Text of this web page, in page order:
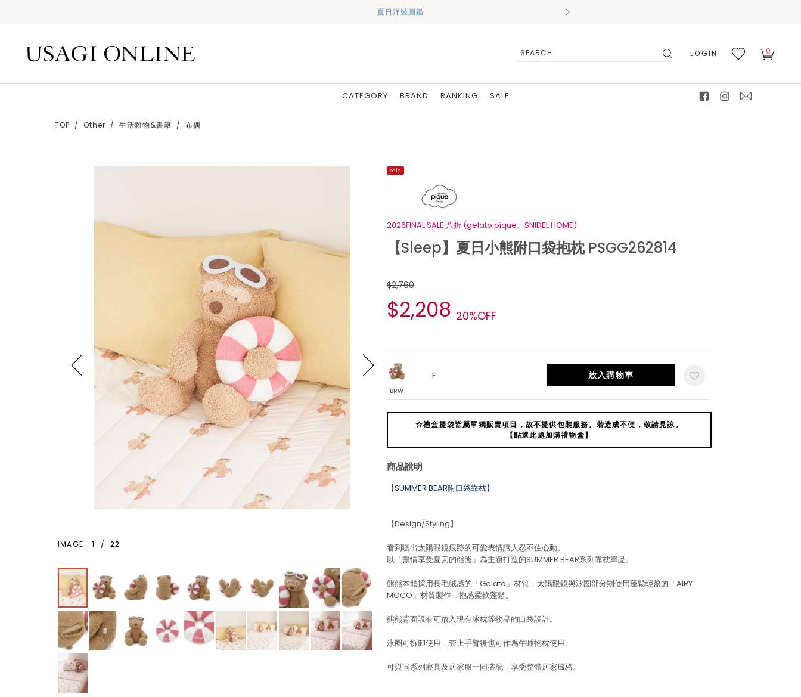
夏日洋裝圖鑑
LOGIN 0
CATEGORY BRAND RANKING
SALE
TOP Other 生活雜物&書籍 布偶
IMAGE 1 / 22
sale
2026FINAL SALE 八折 (gelato pique、SNIDEL HOME)
【Sleep】夏日小熊附口袋抱枕 PSGG262814
$2,760
$2,208 20%OFF
BRW
F 放入購物車
☆禮盒提袋皆屬單獨販賣項目，故不提供包裝服務。若造成不便，敬請見諒。
【點選此處加購禮物盒】
商品說明
【SUMMER BEAR附口袋靠枕】
【Design/Styling】
看到曬出太陽眼鏡痕跡的可愛表情讓人忍不住心動。
以「盡情享受夏天的熊熊」為主題打造的SUMMER BEAR系列靠枕單品。
熊熊本體採用長毛絨感的「Gelato」材質，太陽眼鏡與泳圈部分則使用蓬鬆輕盈的「AIRY
MOCO」材質製作，抱感柔軟蓬鬆。
熊熊背面設有可放入現有冰枕等物品的口袋設計。
泳圈可拆卸使用，套上手臂後也可作為午睡抱枕使用。
可與同系列寢具及居家服一同搭配，享受整體居家風格。